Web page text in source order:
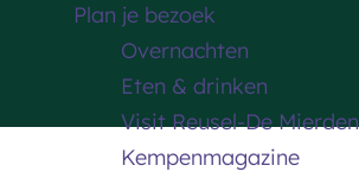
Plan je bezoek
Overnachten
Eten & drinken
Visit Reusel-De Mierden
Kempenmagazine